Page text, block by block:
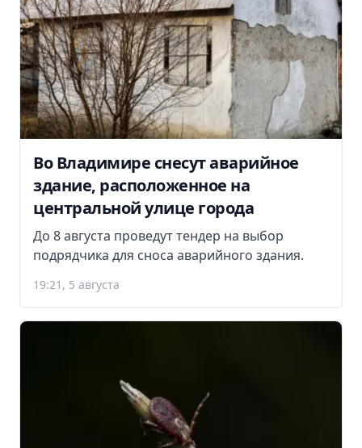
Во Владимире снесут аварийное
здание, расположенное на
центральной улице города
До 8 августа проведут тендер на выбор
подрядчика для сноса аварийного здания.
19:21, 5 августа